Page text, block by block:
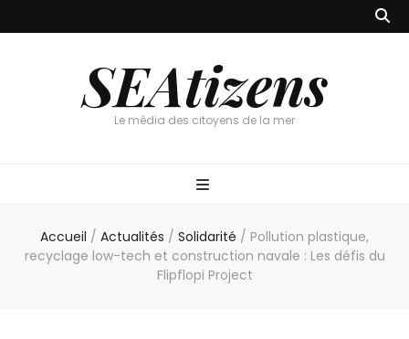
SEAtizens
Le média des citoyens de la mer
Accueil / Actualités / Solidarité / Pollution plastique,
recyclage low-tech et construction navale : Les défis du
Flipflopi Project